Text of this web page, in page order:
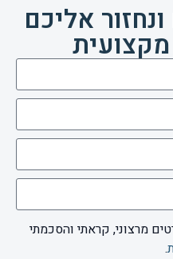
אליכם
מרצוני, קראתי והסכמתי
.